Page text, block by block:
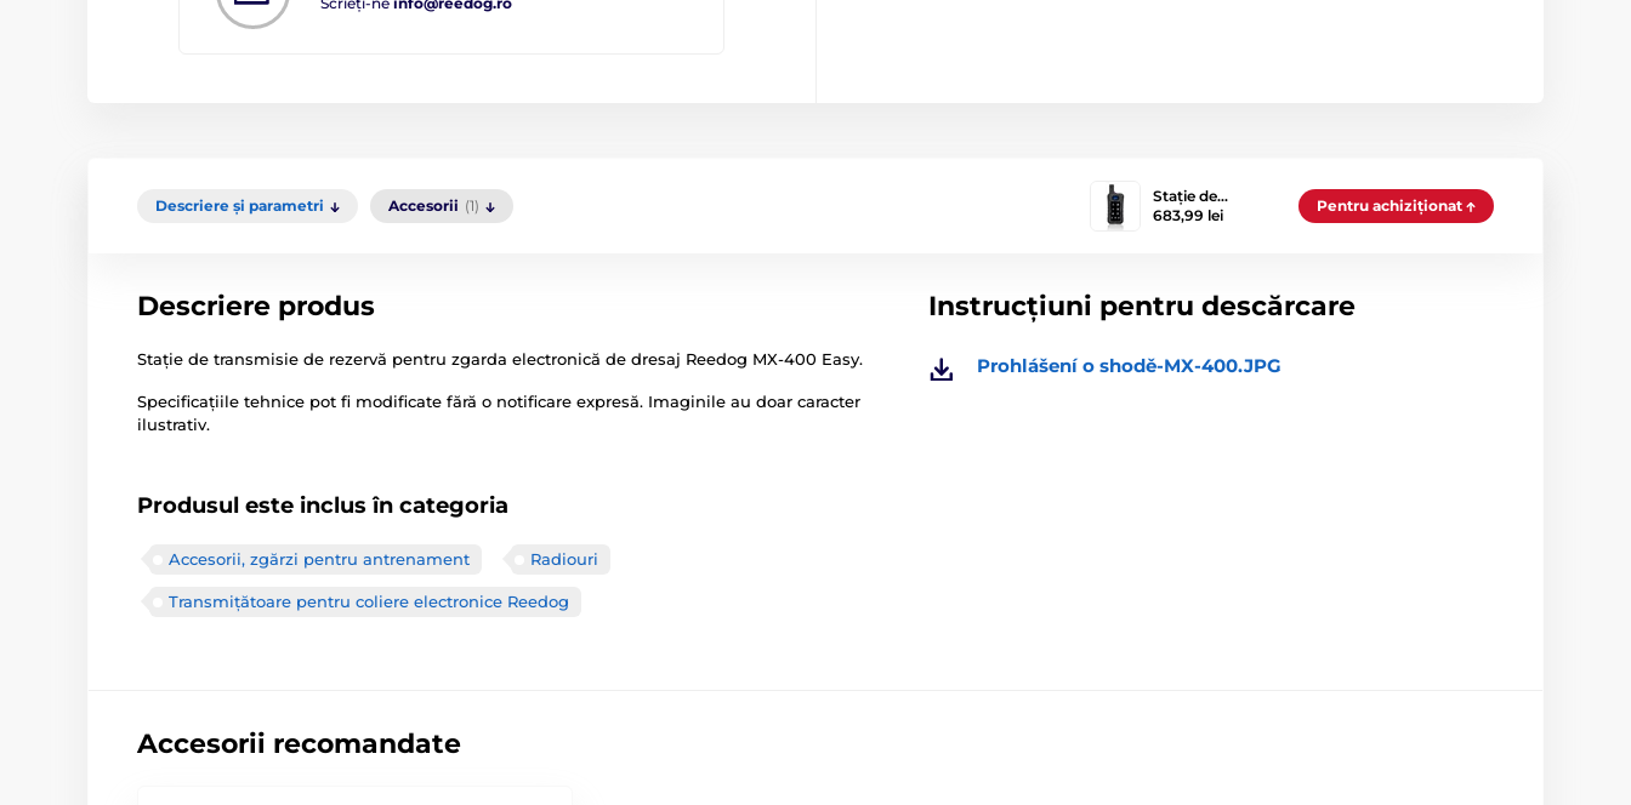
Descriere și parametri Accesorii (1)
Stație de…
683,99 lei
Pentru achiziționat
Descriere produs
Stație de transmisie de rezervă pentru zgarda electronică de dresaj Reedog MX-400 Easy.
Specificațiile tehnice pot fi modificate fără o notificare expresă. Imaginile au doar caracter
ilustrativ.
Produsul este inclus în categoria
Accesorii, zgărzi pentru antrenament Radiouri
Transmițătoare pentru coliere electronice Reedog
Instrucțiuni pentru descărcare
Prohlášení o shodě-MX-400.JPG
Accesorii recomandate